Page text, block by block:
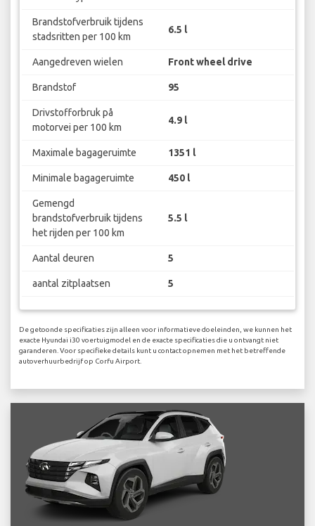
Brandstofverbruik tijdens
stadsritten per 100 km
6.5 l
Aangedreven wielen Front wheel drive
Brandstof 95
Drivstofforbruk på
motorvei per 100 km
4.9 l
Maximale bagageruimte 1351 l
Minimale bagageruimte 450 l
Gemengd
brandstofverbruik tijdens
het rijden per 100 km
5.5 l
Aantal deuren 5
aantal zitplaatsen 5
De getoonde specificaties zijn alleen voor informatieve doeleinden, we kunnen het
exacte Hyundai i30 voertuigmodel en de exacte specificaties die u ontvangt niet
garanderen. Voor specifieke details kunt u contact opnemen met het betreffende
autoverhuurbedrijf op Corfu Airport.